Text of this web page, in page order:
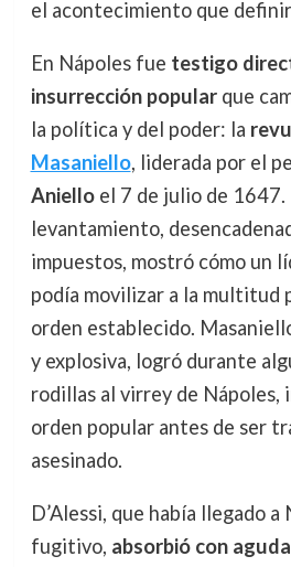
el acontecimiento que
En Nápoles fue testigo
insurrección popularque
la política y del poder: la
Masaniello, liderada por el
Anielloel 7 de julio de 1647.
levantamiento,
impuestos, mostró cómo un
podía movilizar a la multitud
orden establecido.
y explosiva, logró durante
rodillas al virrey de Nápoles,
orden popular antes de ser
asesinado.
D’Alessi, que había llegado a
fugitivo, absorbió con